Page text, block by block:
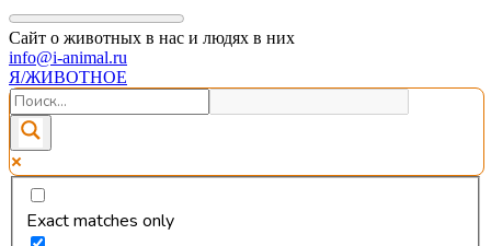
Сайт о животных в нас и людях в них
info@i-animal.ru
Я/ЖИВОТНОЕ
Exact matches only